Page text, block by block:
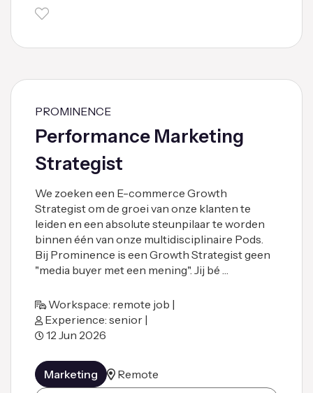
PROMINENCE
Performance Marketing
Strategist
We zoeken een E-commerce Growth
Strategist om de groei van onze klanten te
leiden en een absolute steunpilaar te worden
binnen één van onze multidisciplinaire Pods.
Bij Prominence is een Growth Strategist geen
"media buyer met een mening". Jij bé …
Workspace: remote job |
Experience: senior |
12 Jun 2026
Marketing Remote